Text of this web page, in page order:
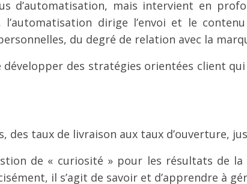
d’automatisation, mais intervient en
dirige l’envoi et le
du degré de relation avec la
développer des stratégies orientées client
taux de livraison aux taux d’ouverture,
de « curiosité » pour les résultats de
il s’agit de savoir et d’apprendre à